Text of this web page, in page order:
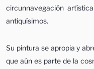
circunnavegación
antiquísimos.
Su pintura se apropia y
que aún es parte de la